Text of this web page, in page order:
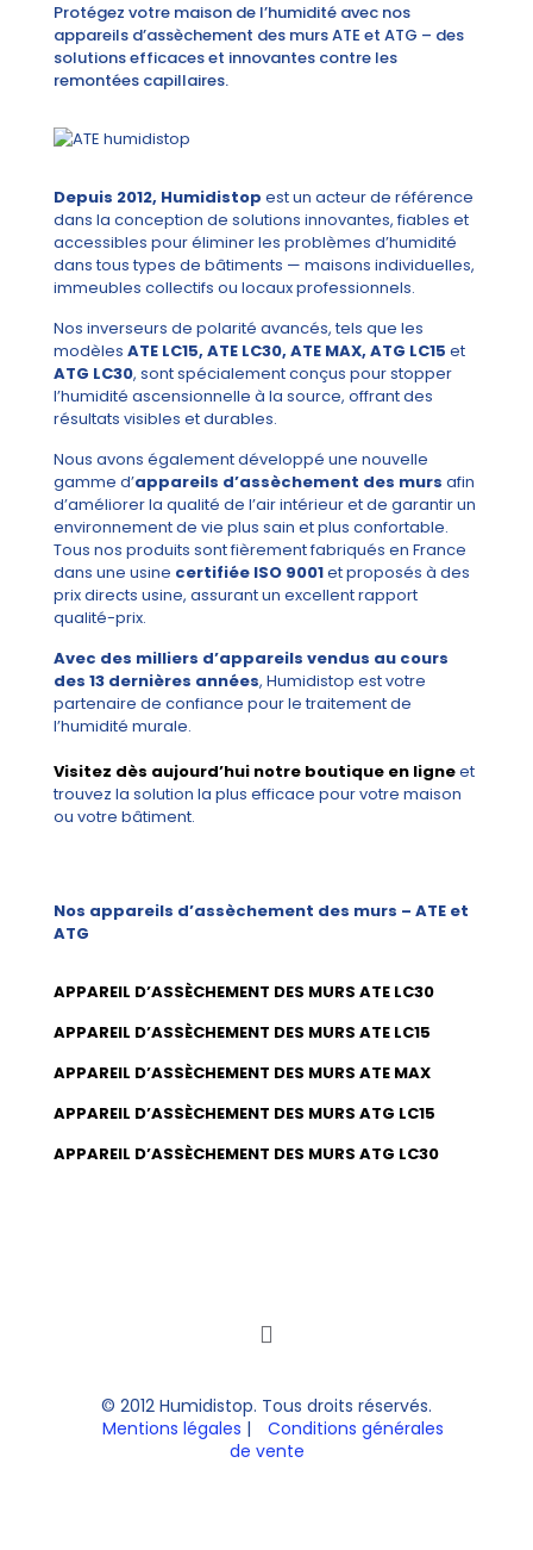
Protégez votre maison de l’humidité avec nos
appareils d’assèchement des murs ATE et ATG – des
solutions efficaces et innovantes contre les
remontées capillaires.
Depuis 2012, Humidistop est un acteur de référence
dans la conception de solutions innovantes, fiables et
accessibles pour éliminer les problèmes d’humidité
dans tous types de bâtiments — maisons individuelles,
immeubles collectifs ou locaux professionnels.
Nos inverseurs de polarité avancés, tels que les
modèles ATE LC15, ATE LC30, ATE MAX, ATG LC15 et
ATG LC30, sont spécialement conçus pour stopper
l’humidité ascensionnelle à la source, offrant des
résultats visibles et durables.
Nous avons également développé une nouvelle
gamme d’appareils d’assèchement des murs afin
d’améliorer la qualité de l’air intérieur et de garantir un
environnement de vie plus sain et plus confortable.
Tous nos produits sont fièrement fabriqués en France
dans une usine certifiée ISO 9001et proposés à des
prix directs usine, assurant un excellent rapport
qualité-prix.
Avec des milliers d’appareils vendus au cours
des 13 dernières années, Humidistop est votre
partenaire de confiance pour le traitement de
l’humidité murale.
Visitez dès aujourd’hui notre boutique en ligneet
trouvez la solution la plus efficace pour votre maison
ou votre bâtiment.
Nos appareils d’assèchement des murs – ATE et
ATG
APPAREIL D’ASSÈCHEMENT DES MURS ATE LC30
APPAREIL D’ASSÈCHEMENT DES MURS ATE LC15
APPAREIL D’ASSÈCHEMENT DES MURS ATE MAX
APPAREIL D’ASSÈCHEMENT DES MURS ATG LC15
APPAREIL D’ASSÈCHEMENT DES MURS ATG LC30
© 2012 Humidistop. Tous droits réservés.
Mentions légales |
Conditions générales
de vente